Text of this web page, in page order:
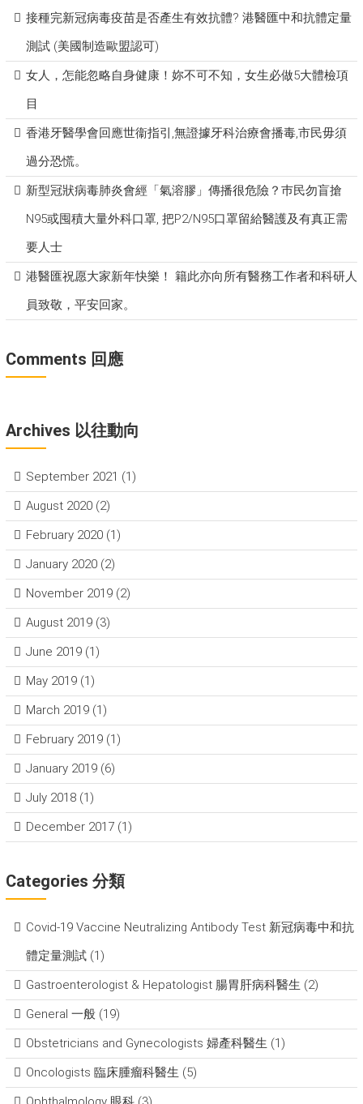
接種完新冠病毒疫苗是否產生有效抗體? 港醫匯中和抗體定量
測試 (美國制造歐盟認可)
女人，怎能忽略自身健康！妳不可不知，女生必做5大體檢項
目
香港牙醫學會回應世衞指引,無證據牙科治療會播毒,市民毋須
過分恐慌。
新型冠狀病毒肺炎會經「氣溶膠」傳播很危險？巿民勿盲搶
N95或囤積大量外科口罩, 把P​2/N95口罩留給醫護及有真正需
要人士
港醫匯祝愿大家新年快樂！ 籍此亦向所有醫務工作者和科研人
員致敬，平安回家。
Comments 回應
Archives 以往動向
September 2021 (1)
August 2020(2)
February 2020(1)
January 2020(2)
November 2019(2)
August 2019(3)
June 2019(1)
May 2019(1)
March 2019(1)
February 2019(1)
January 2019(6)
July 2018(1)
December 2017(1)
Categories 分類
Covid-19 Vaccine Neutralizing Antibody Test 新冠病毒中和抗
體定量測試(1)
Gastroenterologist & Hepatologist 腸胃肝病科醫生 (2)
General 一般(19)
Obstetricians and Gynecologists 婦產科醫生 (1)
Oncologists 臨床腫瘤科醫生 (5)